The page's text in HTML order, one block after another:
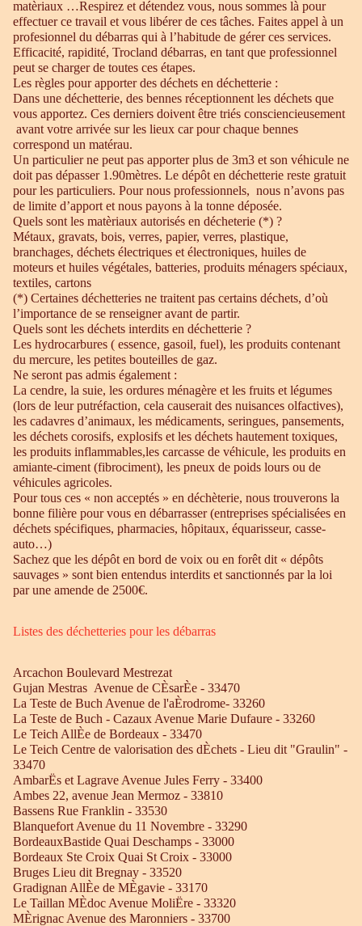
matèriaux …Respirez et détendez vous, nous sommes là pour
effectuer ce travail et vous libérer de ces tâches. Faites appel à un
profesionnel du débarras qui à l’habitude de gérer ces services.
Efficacité, rapidité, Trocland débarras, en tant que professionnel
peut se charger de toutes ces étapes.
Les règles pour apporter des déchets en déchetterie :
Dans une déchetterie, des bennes réceptionnent les déchets que
vous apportez. Ces derniers doivent être triés consciencieusement
avant votre arrivée sur les lieux car pour chaque bennes
correspond un matérau.
Un particulier ne peut pas apporter plus de 3m3 et son véhicule ne
doit pas dépasser 1.90mètres. Le dépôt en déchetterie reste gratuit
pour les particuliers. Pour nous professionnels, nous n’avons pas
de limite d’apport et nous payons à la tonne déposée.
Quels sont les matèriaux autorisés en décheterie (*) ?
Métaux, gravats, bois, verres, papier, verres, plastique,
branchages, déchets électriques et électroniques, huiles de
moteurs et huiles végétales, batteries, produits ménagers spéciaux,
textiles, cartons
(*) Certaines déchetteries ne traitent pas certains déchets, d’où
l’importance de se renseigner avant de partir.
Quels sont les déchets interdits en déchetterie ?
Les hydrocarbures ( essence, gasoil, fuel), les produits contenant
du mercure, les petites bouteilles de gaz.
Ne seront pas admis également :
La cendre, la suie, les ordures ménagère et les fruits et légumes
(lors de leur putréfaction, cela causerait des nuisances olfactives),
les cadavres d’animaux, les médicaments, seringues, pansements,
les déchets corosifs, explosifs et les déchets hautement toxiques,
les produits inflammables,les carcasse de véhicule, les produits en
amiante-ciment (fibrociment), les pneux de poids lours ou de
véhicules agricoles.
Pour tous ces « non acceptés » en déchèterie, nous trouverons la
bonne filière pour vous en débarrasser (entreprises spécialisées en
déchets spécifiques, pharmacies, hôpitaux, équarisseur, casse-
auto…)
Sachez que les dépôt en bord de voix ou en forêt dit « dépôts
sauvages » sont bien entendus interdits et sanctionnés par la loi
par une amende de 2500€.
Listes des déchetteries pour les débarras
Arcachon Boulevard Mestrezat
Gujan Mestras Avenue de CÈsarÈe - 33470
La Teste de Buch Avenue de l'aÈrodrome- 33260
La Teste de Buch - Cazaux Avenue Marie Dufaure - 33260
Le Teich AllÈe de Bordeaux - 33470
Le Teich Centre de valorisation des dÈchets - Lieu dit "Graulin" -
33470
AmbarËs et Lagrave Avenue Jules Ferry - 33400
Ambes 22, avenue Jean Mermoz - 33810
Bassens Rue Franklin - 33530
Blanquefort Avenue du 11 Novembre - 33290
BordeauxBastide Quai Deschamps - 33000
Bordeaux Ste Croix Quai St Croix - 33000
Bruges Lieu dit Bregnay - 33520
Gradignan AllÈe de MÈgavie - 33170
Le Taillan MÈdoc Avenue MoliËre - 33320
MÈrignac Avenue des Maronniers - 33700